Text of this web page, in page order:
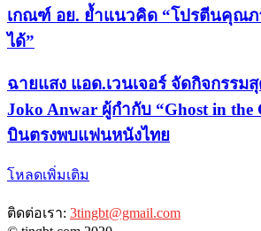
เกณฑ์ อย. ย้ำแนวคิด “โปรตีนคุณ
ได้”
ฉายแสง แอด.เวนเจอร์ จัดกิจกรรม
Joko Anwar ผู้กำกับ “Ghost in
บินตรงพบแฟนหนังไทย
โหลดเพิ่มเติม
ติดต่อเรา: 3tingbt@gmail.com